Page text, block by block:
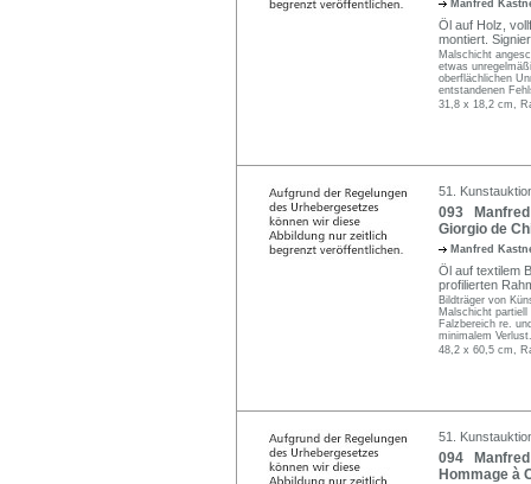
Manfred
Öl auf Holz,
montiert.
Malschicht
etwas
oberflächlichen
entstandenen
31,8 x 18,2 cm,
51.
093 Manfred
Giorgio de
Manfred
Öl auf textilem
profilierten
Bildträger von
Malschicht
Falzbereich re.
minimalem Verlust.
48,2 x 60,5 cm,
51.
094 Manfred
Hommage à